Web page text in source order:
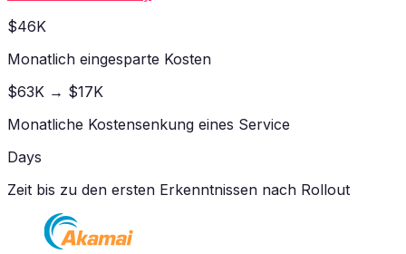
$46K
Monatlich eingesparte Kosten
$63K → $17K
Monatliche Kostensenkung eines Service
Days
Zeit bis zu den ersten Erkenntnissen nach Rollout